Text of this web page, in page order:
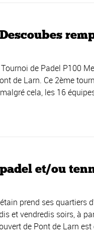
de Padel P100
de Larn. Ce 2ème
cela, les 16
et/ou
prend ses quartiers
et vendredis soirs, à
de Pont de Larn